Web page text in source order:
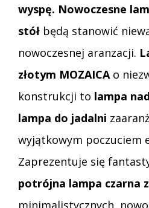
wyspę. Nowoczesne
stół będą stanowić
nowoczesnej aranzacji.
złotym MOZAICA o
konstrukcji to lampa
lampa do jadalni
wyjątkowym poczuciem
Zaprezentuje się
potrójna lampa czarna